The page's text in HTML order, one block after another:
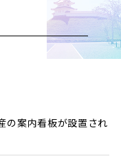
の案内看板が設置され